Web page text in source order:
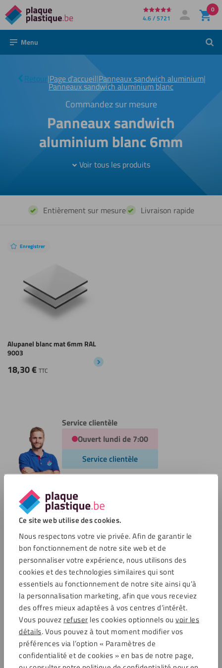
Ce site web utilise des cookies.
Nous respectons votre vie privée. Afin de garantir le
bon fonctionnement de notre site web et de
personnaliser votre expérience, nous utilisons des
cookies et des technologies similaires qui sont
essentiels au fonctionnement de notre site ainsi qu’à
la personnalisation marketing, afin que vous receviez
des offres mieux adaptées à vos centres d’intérêt.
Vous pouvez refuser les cookies optionnels ou voir les
détails. Vous pouvez à tout moment modifier vos
préférences via l’option « Paramètres de
confidentialité et de cookies » en bas de notre page,
Directement
au
contenu
4.6 / 5721 Mon compte
Se connecter
0
Menu
Retour|Page d'accueil|Panneaux sandwich aluminium|
Panneaux sandwich aluminium blanc
|aluminium
blanc
Panneaux sandwich
aluminium blanc 6mm
Commandez sur mesure
Voir tous les produits
Entièrement sur mesure Livraison rapide
Enregistrer
Alupanel blanc mat 6mm RAL
9003
18,30€ TTC
Service clientèle
Ouvert lundi de 7:00
Service clientèle
Options de paiement
Commentaires
4.6 / 5721 avis clients
Achats sécurisés
Service clientèle
Service clientèle
Frais de port